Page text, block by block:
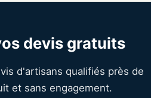
devis gratuits
d'artisans qualifiés près de
et sans engagement.